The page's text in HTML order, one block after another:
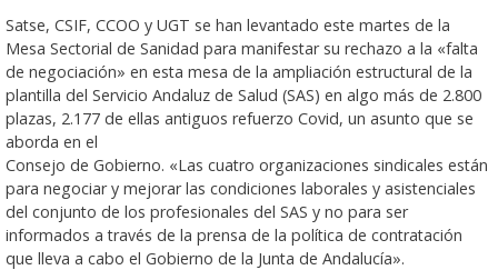
Satse, CSIF, CCOO y UGT se han levantado este martes de la
Mesa Sectorial de Sanidad para manifestar su rechazo a la «falta
de negociación» en esta mesa de la ampliación estructural de la
plantilla del Servicio Andaluz de Salud (SAS) en algo más de 2.800
plazas, 2.177 de ellas antiguos refuerzo Covid, un asunto que se
aborda en el
Consejo de Gobierno. «Las cuatro organizaciones sindicales están
para negociar y mejorar las condiciones laborales y asistenciales
del conjunto de los profesionales del SAS y no para ser
informados a través de la prensa de la política de contratación
que lleva a cabo el Gobierno de la Junta de Andalucía».